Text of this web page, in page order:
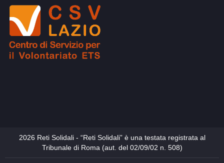
2026 Reti Solidali - “Reti Solidali” è una testata registrata al
Tribunale di Roma (aut. del 02/09/02 n. 508)